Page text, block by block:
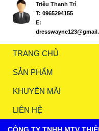
Triệu Thanh Trí
T: 0965294155
E:
TRANG CHỦ
SẢN PHẨM
KHUYẾN MÃI
LIÊN HỆ